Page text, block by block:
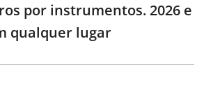
por instrumentos. 2026 e
qualquer lugar